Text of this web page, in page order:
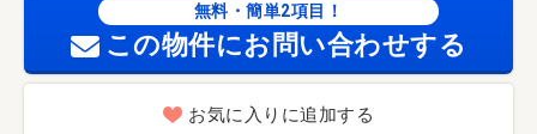
無料・簡単2項目！
この物件にお問い合わせする
お気に入りに追加する